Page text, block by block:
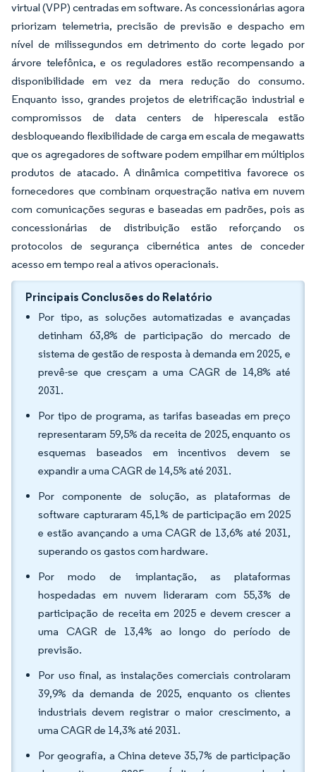
virtual (VPP) centradas em software. As concessionárias agora
priorizam telemetria, precisão de previsão e despacho em
nível de milissegundos em detrimento do corte legado por
árvore telefônica, e os reguladores estão recompensando a
disponibilidade em vez da mera redução do consumo.
Enquanto isso, grandes projetos de eletrificação industrial e
compromissos de data centers de hiperescala estão
desbloqueando flexibilidade de carga em escala de megawatts
que os agregadores de software podem empilhar em múltiplos
produtos de atacado. A dinâmica competitiva favorece os
fornecedores que combinam orquestração nativa em nuvem
com comunicações seguras e baseadas em padrões, pois as
concessionárias de distribuição estão reforçando os
protocolos de segurança cibernética antes de conceder
acesso em tempo real a ativos operacionais.
Principais Conclusões do Relatório
Por tipo, as soluções automatizadas e avançadas
detinham 63,8% de participação do mercado de
sistema de gestão de resposta à demanda em 2025, e
prevê-se que cresçam a uma CAGR de 14,8% até
2031.
Por tipo de programa, as tarifas baseadas em preço
representaram 59,5% da receita de 2025, enquanto os
esquemas baseados em incentivos devem se
expandir a uma CAGR de 14,5% até 2031.
Por componente de solução, as plataformas de
software capturaram 45,1% de participação em 2025
e estão avançando a uma CAGR de 13,6% até 2031,
superando os gastos com hardware.
Por modo de implantação, as plataformas
hospedadas em nuvem lideraram com 55,3% de
participação de receita em 2025 e devem crescer a
uma CAGR de 13,4% ao longo do período de
previsão.
Por uso final, as instalações comerciais controlaram
39,9% da demanda de 2025, enquanto os clientes
industriais devem registrar o maior crescimento, a
uma CAGR de 14,3% até 2031.
Por geografia, a China deteve 35,7% de participação